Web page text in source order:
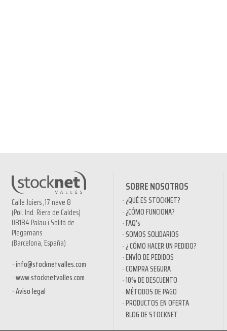
Calle Joiers ,17 nave 8
(Pol. Ind. Riera de Caldes)
08184 Palau i Solità de
Plegamans
(Barcelona, España)
info@stocknetvalles.com
www.stocknetvalles.com
Aviso legal
SOBRE NOSOTROS
¿QUÉ ES STOCKNET?
¿CÓMO FUNCIONA?
FAQ’s
SOMOS SOLIDARIOS
¿ CÓMO HACER UN PEDIDO?
ENVÍO DE PEDIDOS
COMPRA SEGURA
10% DE DESCUENTO
MÉTODOS DE PAGO
PRODUCTOS EN OFERTA
BLOG DE STOCKNET